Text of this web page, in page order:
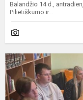
Balandžio 14 d.,
Pilietiškumo ir...